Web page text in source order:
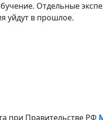
Отдельные
уйдут в прошлое.
при Правительстве РФ